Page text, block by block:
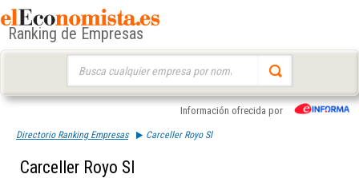
Ranking de Empresas
Información ofrecida por
Directorio Ranking Empresas Carceller Royo Sl
Carceller Royo Sl